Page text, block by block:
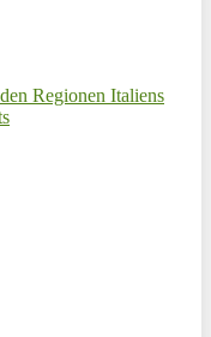
Regionen Italiens